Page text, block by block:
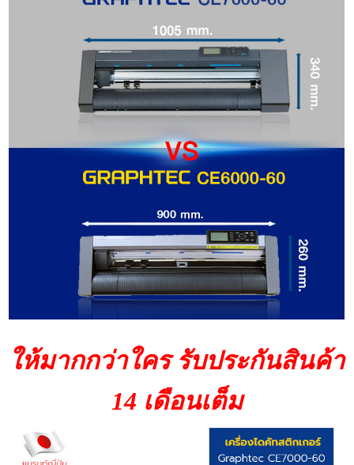
ให้มากกว่าใคร รับประกันสินค้า
14 เดือนเต็ม